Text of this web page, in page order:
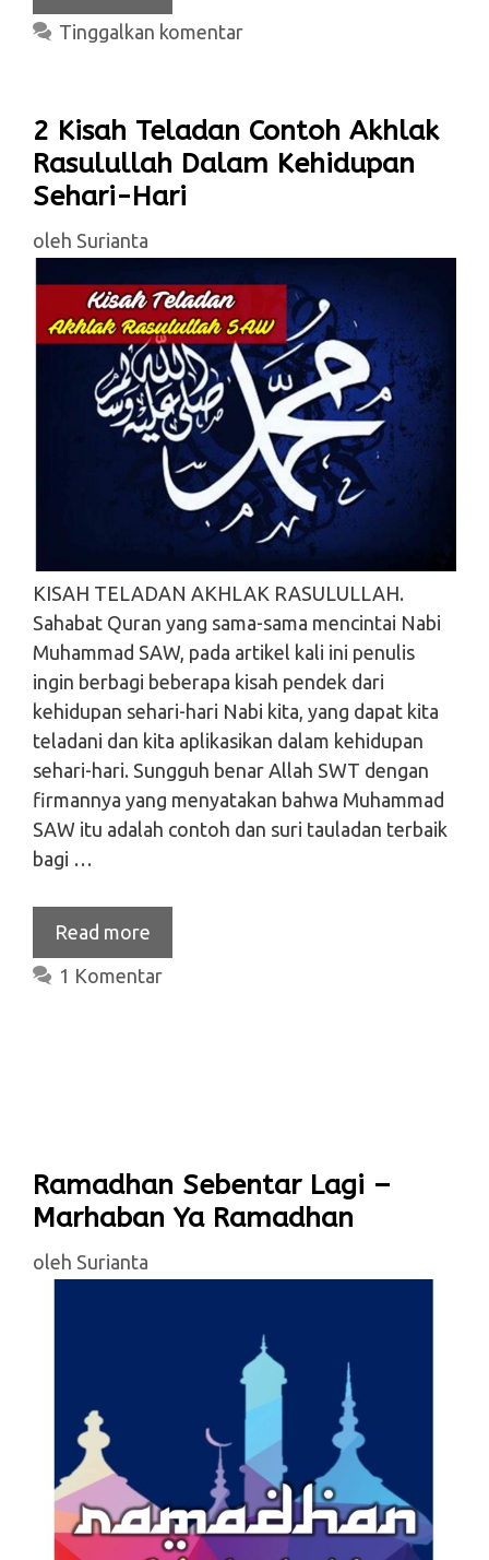
Tinggalkan komentar
2 Kisah Teladan Contoh Akhlak
Rasulullah Dalam Kehidupan
Sehari-Hari
oleh Surianta
KISAH TELADAN AKHLAK RASULULLAH.
Sahabat Quran yang sama-sama mencintai Nabi
Muhammad SAW, pada artikel kali ini penulis
ingin berbagi beberapa kisah pendek dari
kehidupan sehari-hari Nabi kita, yang dapat kita
teladani dan kita aplikasikan dalam kehidupan
sehari-hari. Sungguh benar Allah SWT dengan
firmannya yang menyatakan bahwa Muhammad
SAW itu adalah contoh dan suri tauladan terbaik
bagi …
Read more
1 Komentar
Ramadhan Sebentar Lagi –
Marhaban Ya Ramadhan
oleh Surianta